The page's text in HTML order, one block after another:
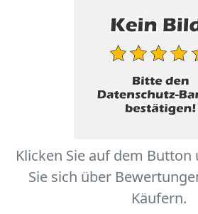
Klicken Sie auf dem
Sie sich über
Käufern.